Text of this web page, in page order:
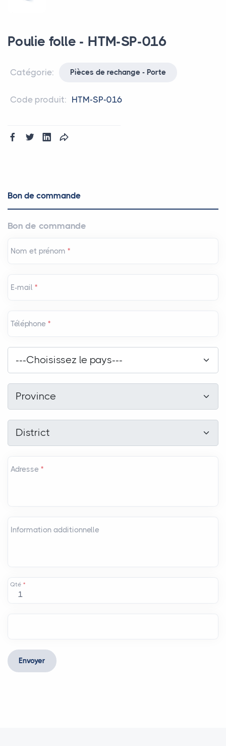
Poulie folle - HTM-SP-016
Catégorie: Pièces de rechange - Porte
Code produit: HTM-SP-016
Bon de commande
Bon de commande
Nom et prénom *
E-mail *
Téléphone *
---Choisissez le pays---
Province
District
Adresse *
Information additionnelle
Qté *
Envoyer